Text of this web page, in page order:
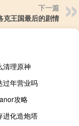
下一篇
克王国最后的剧情
清理原神
过年营业吗
攻略
进化造炮塔